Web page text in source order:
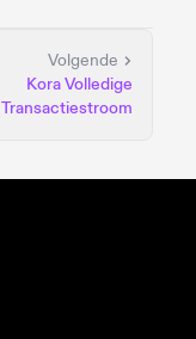
Volgende
Kora Volledige
Transactiestroom